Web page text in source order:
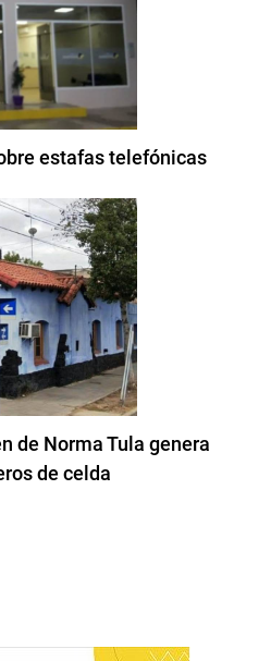
estafas telefónicas
de Norma Tula genera
de celda